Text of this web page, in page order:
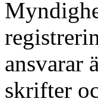
ansvarar
skrifter